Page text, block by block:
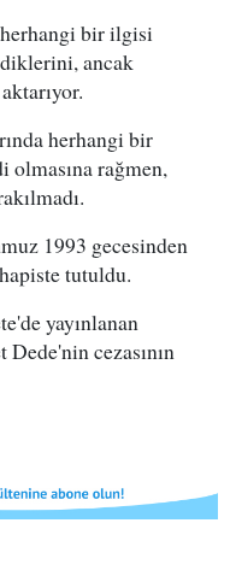
bir ilgisi
ancak
herhangi bir
olmasına rağmen,
1993 gecesinden
tutuldu.
yayınlanan
cezasının